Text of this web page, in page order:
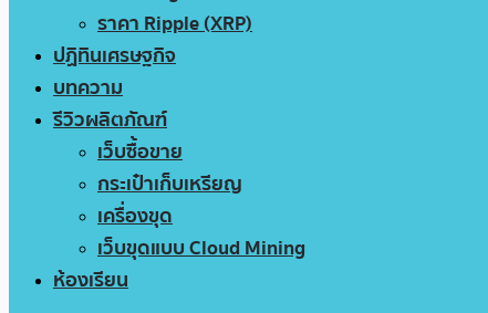
ราคา Ripple (XRP)
ปฏิทินเศรษฐกิจ
บทความ
รีวิวผลิตภัณฑ์
เว็บซื้อขาย
กระเป๋าเก็บเหรียญ
เครื่องขุด
เว็บขุดแบบ Cloud Mining
ห้องเรียน